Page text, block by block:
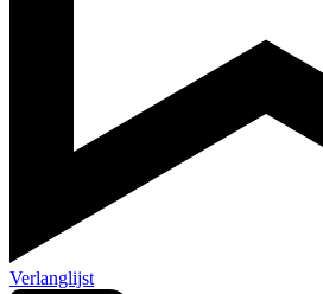
Verlanglijst